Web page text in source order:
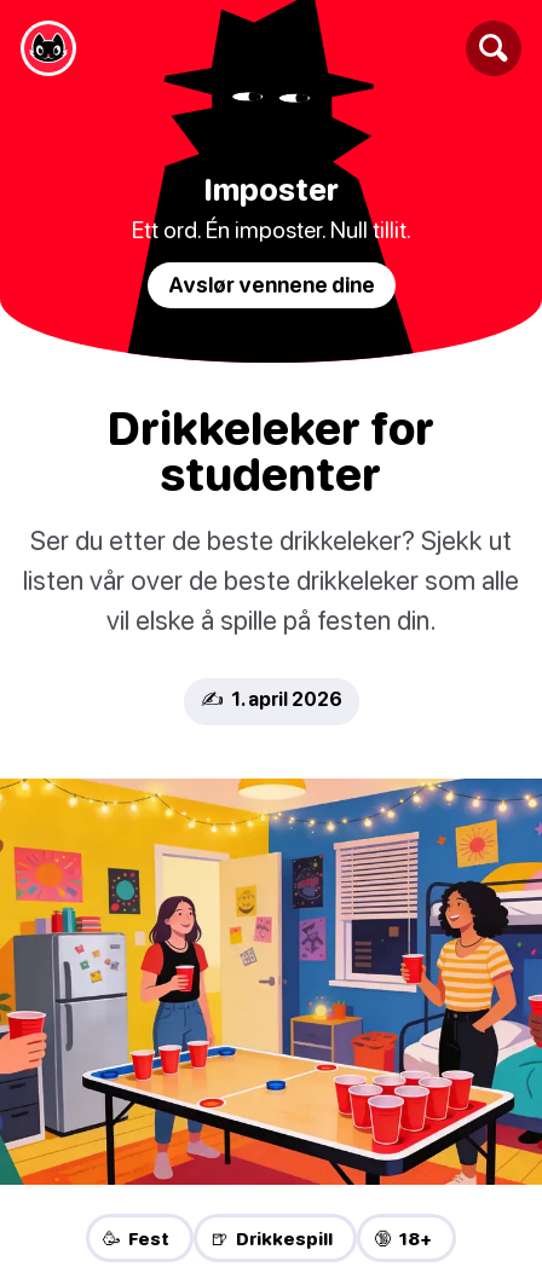
Imposter
Ett ord. Én imposter. Null tillit.
Avslør vennene dine
Drikkeleker for
studenter
Ser du etter de beste drikkeleker? Sjekk ut
listen vår over de beste drikkeleker som alle
vil elske å spille på festen din.
✍️ 1. april 2026
🥳 Fest 🍺 Drikkespill 🔞 18+